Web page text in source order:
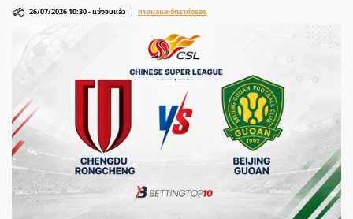
ต่อรองได้ที่นี่
26/07/2026 10:30-แข่งจบแล้ว ทายผลและอัตราต่อรอง